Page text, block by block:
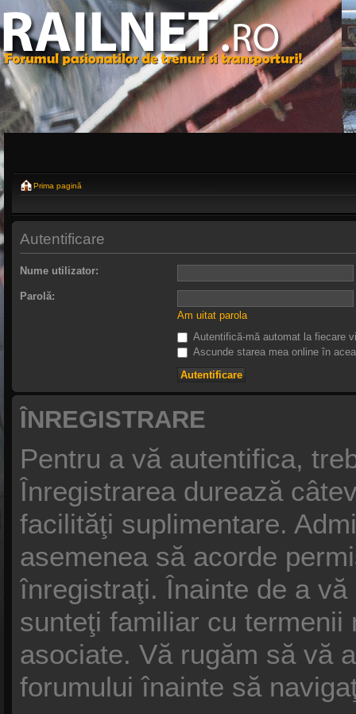
Prima pagină
Autentificare
Nume utilizator:
Parolă:
Am uitat parola
Autentifică-mă automat la fiecare
Ascunde starea mea online în
ÎNREGISTRARE
Pentru a vă autentifica,
Înregistrarea durează
facilităţi suplimentare.
asemenea să acorde
înregistraţi. Înainte de a
sunteţi familiar cu
asociate. Vă rugăm să vă
forumului înainte să